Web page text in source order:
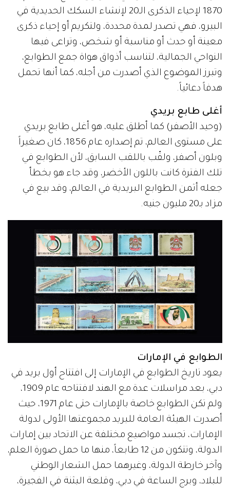
1870 لإحياء الذكرى الـ20 لإنشاء السكك الحديدية في
البيرو، فهي تصدر لمدة محددة، ولتكريم أو إحياء ذكرى
معينة أو حدث أو مناسبة أو شخص، وتراعى فيها
النواحي الجمالية، لتناسب أذواق هواة جمع الطوابع،
وتبرز الموضوع الذي أصدرت من أجله، كما أنها تحمل
هدفاً دعائياً.
أغلى طابع بريدي
(وحيد الأصفر) كما أطلق عليه، هو أغلى طابع بريدي
على مستوى العالم، تم إصداره عام 1856، كان صغيراً
وبلون أصفر، ولقّب باللقب السابق، لأن الطوابع في
تلك الفترة كانت باللون الأخضر، وقد جاء هو بخطأ
جعله أثمن الطوابع البريدية في العالم، وقد بيع في
مزاد بـ20 مليون جنيه.
الطوابع في الإمارات
يعود تاريخ الطوابع في الإمارات إلى افتتاح أول بريد في
دبي، بعد مراسلات عدة مع الهند لافتتاحه عام 1909،
ولم تكن الطوابع خاصة بالإمارات حتى عام 1971، حيث
أصدرت الهيئة العامة للبريد مجموعتها الأولى لدولة
الإمارات، تجسد مواضيع مختلفة عن الاتحاد بين إمارات
الدولة، وتتكون من 12 طابعاً، منها ما حمل صورة العلم،
وآخر خارطة الدولة، وغيرهما حمل الشعار الوطني
للبلاد، وبرج الساعة في دبي، وقلعة البثنة في الفجيرة،